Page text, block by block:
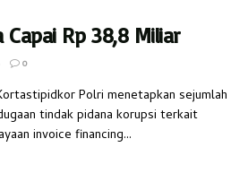
Rp 38,8 Miliar
0
Polri menetapkan sejumlah
tindak pidana korupsi terkait
invoice financing...